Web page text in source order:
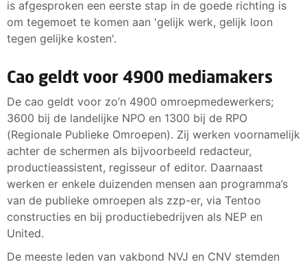
is afgesproken een eerste stap in de goede richting is
om tegemoet te komen aan 'gelijk werk, gelijk loon
tegen gelijke kosten'.
Cao geldt voor 4900 mediamakers
De cao geldt voor zo’n 4900 omroepmedewerkers;
3600 bij de landelijke NPO en 1300 bij de RPO
(Regionale Publieke Omroepen). Zij werken voornamelijk
achter de schermen als bijvoorbeeld redacteur,
productieassistent, regisseur of editor. Daarnaast
werken er enkele duizenden mensen aan programma’s
van de publieke omroepen als zzp-er, via Tentoo
constructies en bij productiebedrijven als NEP en
United.
De meeste leden van vakbond NVJ en CNV stemden